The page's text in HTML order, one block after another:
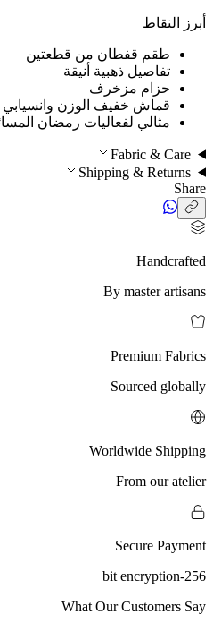
أبرز النقاط
طقم قفطان من قطعتين
تفاصيل ذهبية أنيقة
حزام مزخرف
قماش خفيف الوزن وانسيابي
مثالي لفعاليات رمضان
Fabric & Care
Shipping & Returns
Share
Handcrafted
By master artisans
Premium Fabrics
Sourced globally
Worldwide Shipping
From our atelier
Secure Payment
256-bit encryption
What Our Customers Say